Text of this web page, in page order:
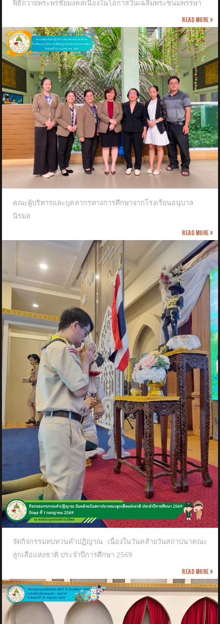
พิธีถวายพระพรชัยมงคลเนื่องในโอกาสวันเฉลิมพระชนมพรรษา
Read more »
คณะผู้บริหารและบุคลากรทางการศึกษาจากโรงเรียนอนุบาล
นิรมล
Read more »
จัดกิจกรรมทบทวนคำปฏิญาณ เนื่องในวันคล้ายวันสถาปนาคณะ
ลูกเสือแห่งชาติ​ ประจำปีการศึกษา 2569
Read more »